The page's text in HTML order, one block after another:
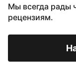
Мы всегда рады
рецензиям.